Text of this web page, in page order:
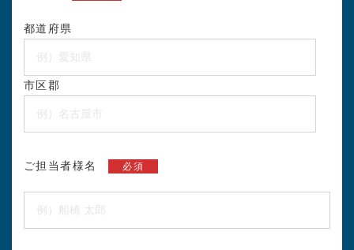
都道府県
市区郡
ご担当者様名 必須